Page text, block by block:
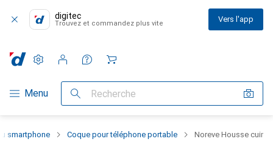
digitec
Trouvez et commandez plus vite Vers l'app
Navigation par catégorie
Menu Recherche
Paramètres
Compte client
Listes de comparaison
Listes d'envies
Panier
smartphone Coque pour téléphone portable Noreve Housse cuir